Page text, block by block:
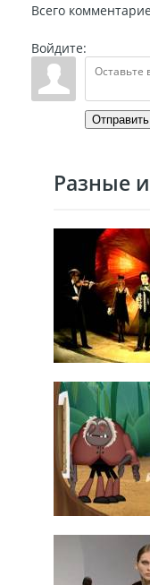
Всего
Войдите:
Отправить
Разные